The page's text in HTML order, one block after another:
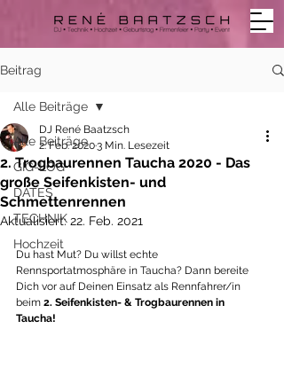
Beitrag
Alle Beiträge
GIG-LOG
DATES
TECHNIK
Hochzeit
Alle Beiträge
2. Trogbaurennen Taucha 2020 - Das
große Seifenkisten- und
Schmettenrennen
DJ René Baatzsch
2. Feb. 20203 Min. Lesezeit
Aktualisiert:22. Feb. 2021
Du hast Mut? Du willst echte
Rennsportatmosphäre in Taucha? Dann bereite
Dich vor auf Deinen Einsatz als Rennfahrer/in
beim 2. Seifenkisten- & Trogbaurennen in
Taucha!